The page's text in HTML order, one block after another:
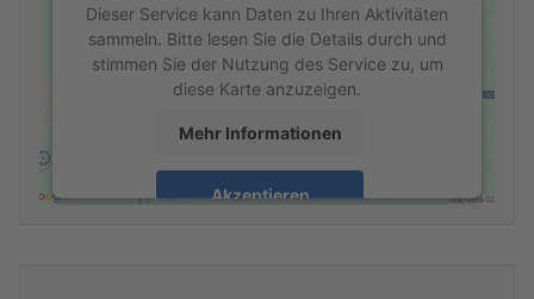
Dieser Service kann Daten zu Ihren Aktivitäten
sammeln. Bitte lesen Sie die Details durch und
stimmen Sie der Nutzung des Service zu, um
diese Karte anzuzeigen.
Mehr Informationen
Akzeptieren